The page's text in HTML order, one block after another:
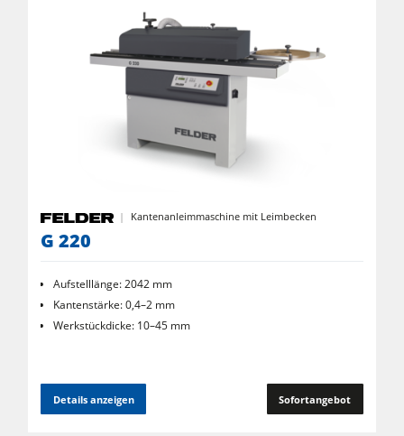
Kantenanleimmaschine mit Leimbecken
G 220
Aufstelllänge: 2042 mm
Kantenstärke: 0,4–2 mm
Werkstückdicke: 10–45 mm
Details anzeigen Sofortangebot